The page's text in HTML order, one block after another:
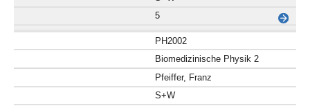
5
PH2002
Biomedizinische Physik 2
Pfeiffer, Franz
S+W